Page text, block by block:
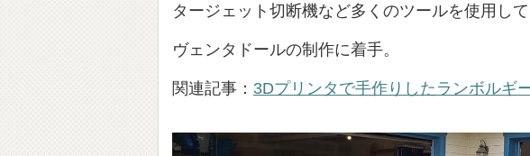
タージェット切断機など多くのツールを使用し
ヴェンタドールの制作に着手。
関連記事： 3Dプリンタで手作りしたランボルギ